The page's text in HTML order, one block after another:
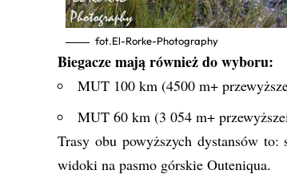
fot.El-Rorke-Photography
Biegacze mają również do wyboru:
MUT 100 km (4500 m+
MUT 60 km (3 054 m+
Trasy obu powyższych dystansów
widoki na pasmo górskie Outeniqua.